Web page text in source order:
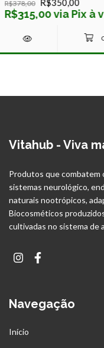
R$378,00
R$315,00 via Pix à
Vitahub - Viva
Produtos que
sistemas neurológico,
naturais nootrópicos,
Biocosméticos
cultivadas no sistema de
Navegação
Início